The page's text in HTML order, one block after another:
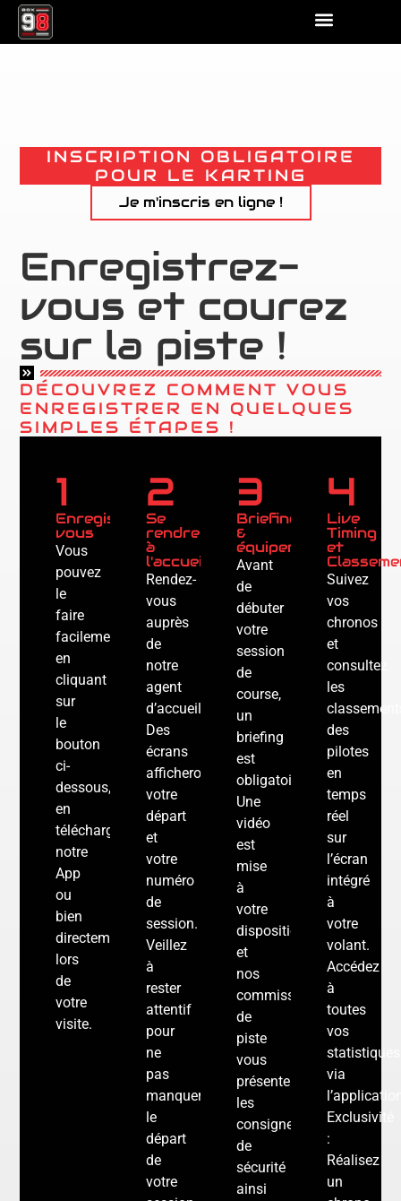
INSCRIPTION OBLIGATOIRE
POUR LE KARTING
Je m'inscris en ligne !
Enregistrez-
vous et courez
sur la piste !
DÉCOUVREZ COMMENT VOUS
ENREGISTRER EN QUELQUES
SIMPLES ÉTAPES !
1
Enregistrez-
vous
Vous
pouvez
le
faire
facilement
en
cliquant
sur
le
bouton
ci-
dessous,
en
téléchargeant
notre
App
ou
bien
directement
lors
de
votre
visite.
2
Se
rendre
à
l'accueil
Rendez-
vous
auprès
de
notre
agent
d’accueil.
Des
écrans
afficheront
votre
départ
et
votre
numéro
de
session.
Veillez
à
rester
attentif
pour
ne
pas
manquer
le
départ
de
votre
3
Briefing
&
équipement
Avant
de
débuter
votre
session
de
course,
un
briefing
est
obligatoire.
Une
vidéo
est
mise
à
votre
disposition
et
nos
commissaires
de
piste
vous
présenteront
les
consignes
de
sécurité
ainsi
4
Live
Timing
et
Suivez
vos
chronos
et
consultez
les
des
pilotes
en
temps
réel
sur
l’écran
intégré
à
votre
volant.
Accédez
à
toutes
vos
statistiques
via
Exclusivité
:
Réalisez
un